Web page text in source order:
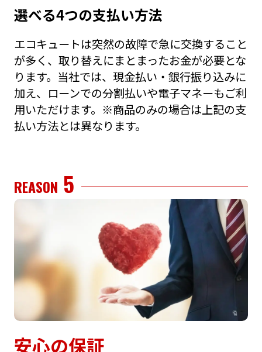
選べる4つの⽀払い⽅法
エコキュートは突然の故障で急に交換すること
が多く、取り替えにまとまったお⾦が必要とな
ります。当社では、現⾦払い・銀⾏振り込みに
加え、ローンでの分割払いや電⼦マネーもご利
⽤いただけます。※商品のみの場合は上記の⽀
払い⽅法とは異なります。
REASON 5
安⼼の保証